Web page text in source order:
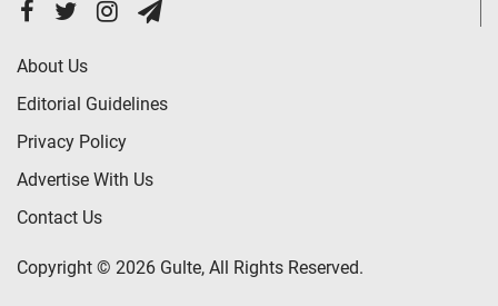
About Us
Editorial Guidelines
Privacy Policy
Advertise With Us
Contact Us
Copyright © 2026 Gulte, All Rights Reserved.